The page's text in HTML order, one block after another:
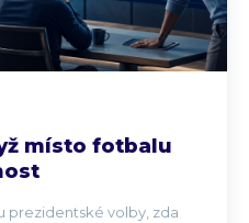
místo fotbalu
prezidentské volby, zda